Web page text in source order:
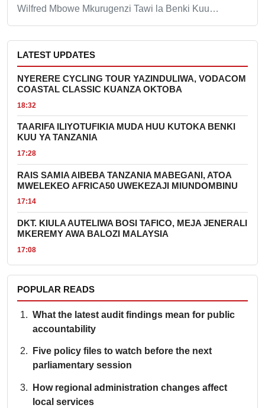
Wilfred Mbowe Mkurugenzi Tawi la Benki Kuu…
LATEST UPDATES
NYERERE CYCLING TOUR YAZINDULIWA, VODACOM
COASTAL CLASSIC KUANZA OKTOBA
18:32
TAARIFA ILIYOTUFIKIA MUDA HUU KUTOKA BENKI
KUU YA TANZANIA
17:28
RAIS SAMIA AIBEBA TANZANIA MABEGANI, ATOA
MWELEKEO AFRICA50 UWEKEZAJI MIUNDOMBINU
17:14
DKT. KIULA AUTELIWA BOSI TAFICO, MEJA JENERALI
MKEREMY AWA BALOZI MALAYSIA
17:08
POPULAR READS
What the latest audit findings mean for public
accountability
Five policy files to watch before the next
parliamentary session
How regional administration changes affect
local services